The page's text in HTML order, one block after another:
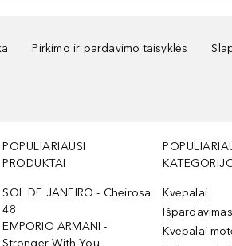
Pirkimo ir pardavimo taisyklės
POPULIARIAUSI
PRODUKTAI
SOL DE JANEIRO - Cheirosa
48
EMPORIO ARMANI -
Stronger With You
Kvepalai
Išpardavimas
Kvepalai